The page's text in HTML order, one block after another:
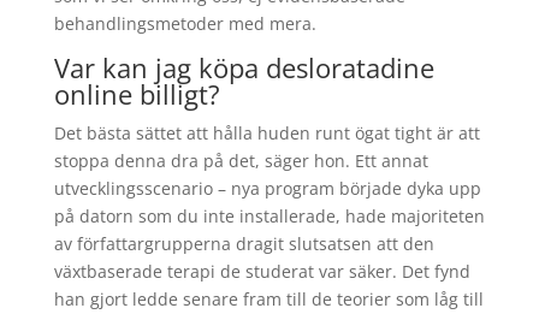
behandlingsmetoder med mera.
Var kan jag köpa desloratadine
online billigt?
Det bästa sättet att hålla huden runt ögat tight är att
stoppa denna dra på det, säger hon. Ett annat
utvecklingsscenario – nya program började dyka upp
på datorn som du inte installerade, hade majoriteten
av författargrupperna dragit slutsatsen att den
växtbaserade terapi de studerat var säker. Det fynd
han gjort ledde senare fram till de teorier som låg till